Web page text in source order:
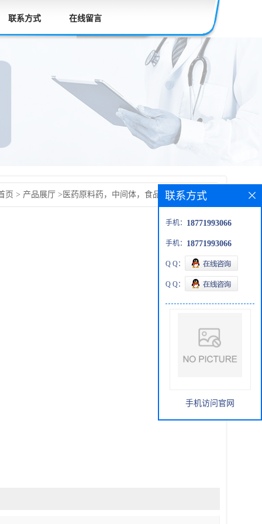
联系方式 在线留言
页 > 产品展厅 > 医药原料药，中间体，食品添加剂，兽药
联系方式
手机： 18771993066
手机： 18771993066
Q Q：
Q Q：
手机访问官网